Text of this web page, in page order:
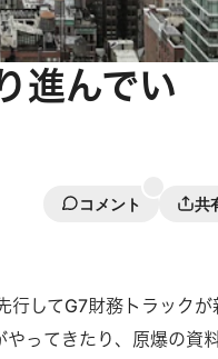
進んでい
コメント
共
行してG7財務トラックが
ってきたり、原爆の資